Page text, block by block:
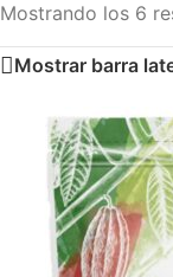
Mostrando los 6
Mostrar barra